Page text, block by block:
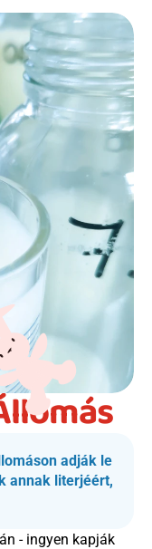
adják le
annak literjéért,
- ingyen kapják